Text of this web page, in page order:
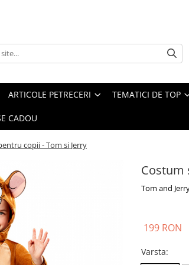
ARTICOLE PETRECERI TEMATICI DE TOP
CADOU
copii - Tom si Jerry
Costum
Tom and
199 RON
Varsta: